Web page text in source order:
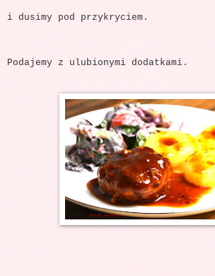
i dusimy pod przykryciem.
Podajemy z ulubionymi dodatkami.